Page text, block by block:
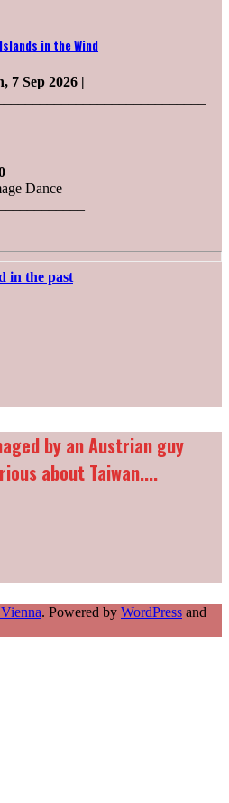
Islands in the Wind
7 Sep 2026 |
in the past
by an Austrian guy
about Taiwan....
. Powered by WordPress and